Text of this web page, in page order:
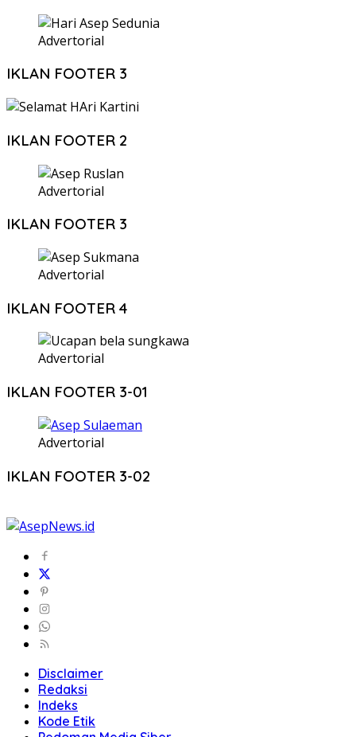
Advertorial
IKLAN FOOTER 3
IKLAN FOOTER 2
Advertorial
IKLAN FOOTER 3
Advertorial
IKLAN FOOTER 4
Advertorial
IKLAN FOOTER 3-01
Advertorial
IKLAN FOOTER 3-02
Disclaimer
Redaksi
Indeks
Kode Etik